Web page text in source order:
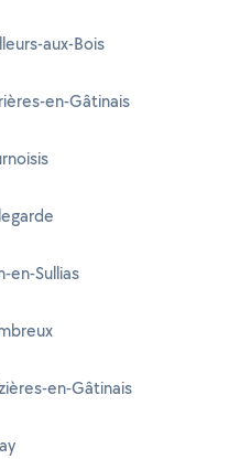
aux-Bois
en-Gâtinais
en-Sullias
en-Gâtinais